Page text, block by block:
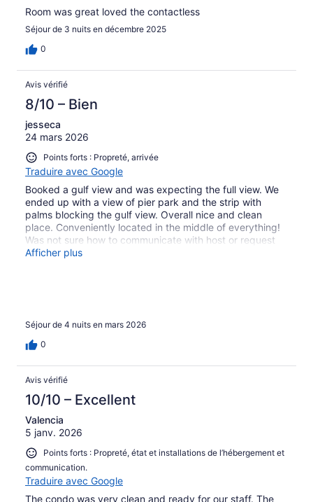
Room was great loved the contactless
Séjour de 3 nuits en décembre 2025
0
Avis vérifié
8/10 – Bien
jesseca
24 mars 2026
Points forts : Propreté, arrivée
Traduire avec Google
Booked a gulf view and was expecting the full view. We
ended up with a view of pier park and the strip with
palms blocking the gulf view. Overall nice and clean
place. Conveniently located in the middle of everything!
Was not sure how to communicate with host or request
more towels.
Afficher plus
Séjour de 4 nuits en mars 2026
0
Avis vérifié
10/10 – Excellent
Valencia
5 janv. 2026
Points forts : Propreté, état et installations de l’hébergement et
communication.
Traduire avec Google
The condo was very clean and ready for our staff. The